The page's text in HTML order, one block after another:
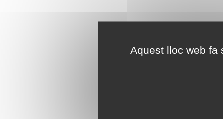
Aquest lloc web fa